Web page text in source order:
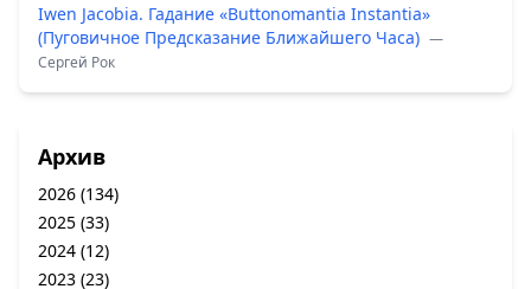
Iwen Jacobia. Гадание «Buttonomantia Instantia»
(Пуговичное Предсказание Ближайшего Часа) —
Сергей Рок
Архив
2026 (134)
2025 (33)
2024 (12)
2023 (23)